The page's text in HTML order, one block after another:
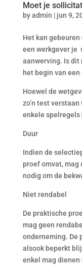
Moet je
byadmin | jun 9,
Het kan
een werkgever je
aanwerving. Is dit
het begin van
Hoewel de
zo’n test
enkele spelregels
Duur
Indien de
proef omvat, mag
nodig om de
Niet rendabel
De praktische
mag geen
onderneming. De
alsook beperkt
enkel mag dienen